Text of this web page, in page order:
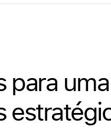
para